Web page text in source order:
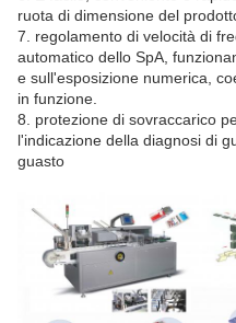
ruota di dimensione del
7. regolamento di velocità di
automatico dello SpA,
e sull'esposizione numerica,
in funzione.
8. protezione di sovraccarico
l'indicazione della diagnosi di
guasto